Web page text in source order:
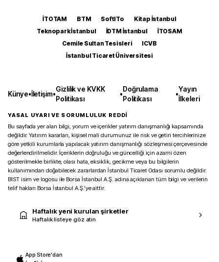
İTOTAM BTM SoftITo
Kitap İstanbul
Teknopark İstanbul
İDTM İstanbul
İTOSAM
Cemile Sultan Tesisleri
ICVB
İstanbul Ticaret Üniversitesi
Künye•İletişim•
Gizlilik ve KVKK
Politikası
•
Doğrulama
Politikası
•
Yayın
İlkeleri
YASAL UYARI VE SORUMLULUK REDDİ
Bu sayfada yer alan bilgi, yorum ve içerikler yatırım danışmanlığı kapsamında
değildir. Yatırım kararları, kişisel mali durumunuz ile risk ve getiri tercihlerinize
göre yetkili kurumlarla yapılacak yatırım danışmanlığı sözleşmesi çerçevesinde
değerlendirilmelidir. İçeriklerin doğruluğu ve güncelliği için azami özen
gösterilmekle birlikte, olası hata, eksiklik, gecikme veya bu bilgilerin
kullanımından doğabilecek zararlardan İstanbul Ticaret Odası sorumlu değildir.
BIST isim ve logosu ile Borsa İstanbul A.Ş. adına açıklanan tüm bilgi ve verilerin
telif hakları Borsa İstanbul A.Ş.’ye aittir.
Haftalık yeni kurulan şirketler
Haftalık listeye göz atın
App Store'dan